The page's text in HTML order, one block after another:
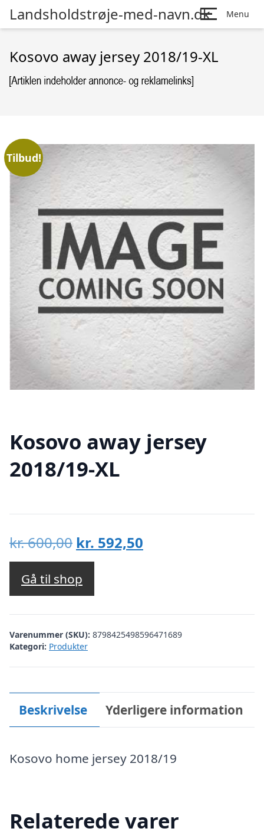
Landsholdstrøje-med-navn.dk Menu
Kosovo away jersey 2018/19-XL
Tilbud!
Kosovo away jersey
2018/19-XL
kr.600,00 Den
oprindelige
pris
var:
kr. 600,00.
kr. 592,50
kr. 592,50.
Gå til shop
Varenummer (SKU): 8798425498596471689
Kategori: Produkter
Beskrivelse Yderligere information
Kosovo home jersey 2018/19
Relaterede varer